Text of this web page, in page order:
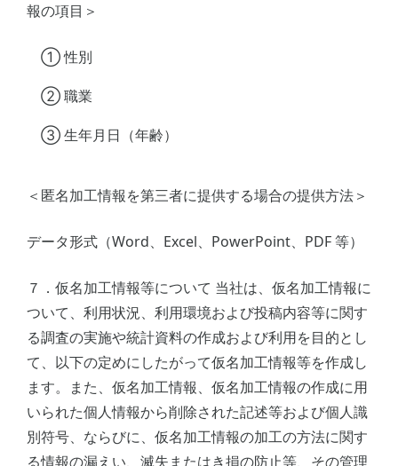
報の項目＞
① 性別
② 職業
③ 生年月日（年齢）
＜匿名加工情報を第三者に提供する場合の提供方法＞
データ形式（Word、Excel、PowerPoint、PDF 等）
７．仮名加工情報等について 当社は、仮名加工情報に
ついて、利用状況、利用環境および投稿内容等に関す
る調査の実施や統計資料の作成および利用を目的とし
て、以下の定めにしたがって仮名加工情報等を作成し
ます。また、仮名加工情報、仮名加工情報の作成に用
いられた個人情報から削除された記述等および個人識
別符号、ならびに、仮名加工情報の加工の方法に関す
る情報の漏えい、滅失またはき損の防止等、その管理